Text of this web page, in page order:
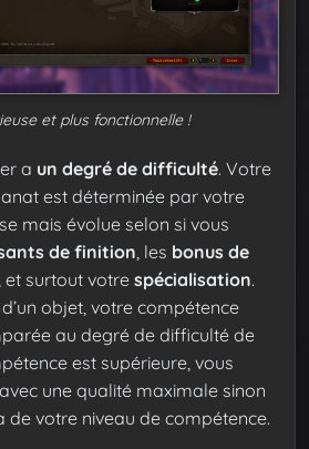
et plus fonctionnelle !
a un degré de difficulté. Votre
est déterminée par votre
mais évolue selon si vous
de finition , les bonus de
, et surtout votre spécialisation.
objet, votre compétence
au degré de difficulté de
est supérieure, vous
une qualité maximale sinon
de votre niveau de compétence.